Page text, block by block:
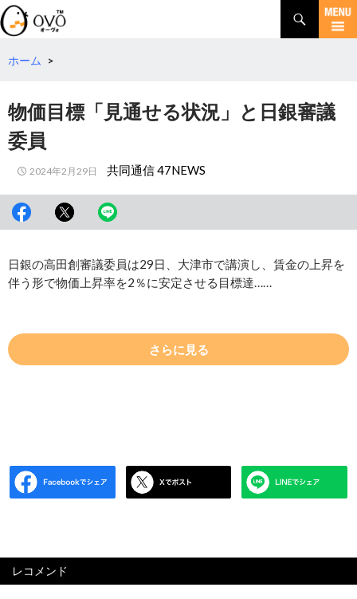
検
索
コ
テ
へ
動
ホーム >
物価目標「見通せる状況」と日銀審議
委員
2024年2月29日 共同通信 47NEWS
日銀の高田創審議委員は29日、大津市で講演し、賃金の上昇を
伴う形で物価上昇率を2％に安定させる目標達……
さらに見る
レコメンド